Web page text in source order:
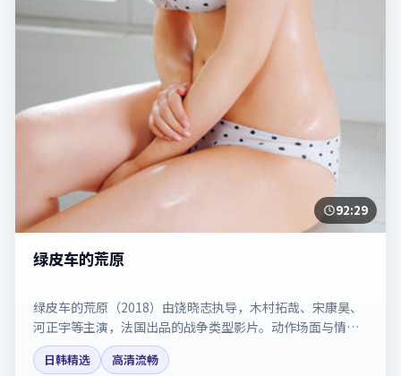
92:29
绿皮车的荒原
绿皮车的荒原（2018）由饶晓志执导，木村拓哉、宋康昊、
河正宇等主演，法国出品的战争类型影片。动作场面与情感
戏比例拿捏得当。剧情简介与主创信息可供检索参考，上映
日期以片方资料为准。
日韩精选
高清流畅